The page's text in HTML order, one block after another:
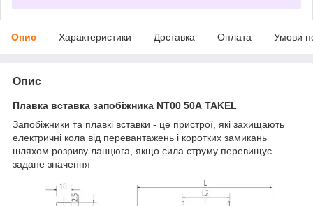
Опис Характеристики Доставка Оплата Умови
Опис
Плавка вставка запобіжника NT00 50А TAKEL
Запобіжники та плавкі вставки - це пристрої, які захищають
електричні кола від перевантажень і коротких замикань
шляхом розриву ланцюга, якщо сила струму перевищує
задане значення